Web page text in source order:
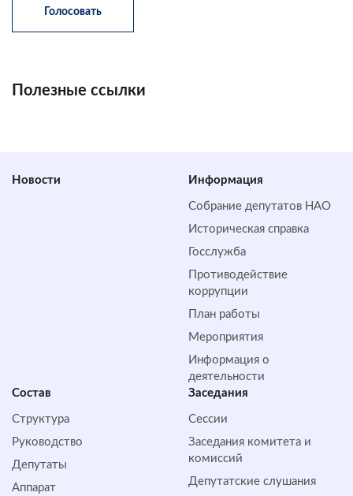
Полезные ссылки
Новости Информация
Собрание депутатов НАО
Историческая справка
Госслужба
Противодействие
коррупции
План работы
Мероприятия
Информация о
деятельности
Состав
Структура
Руководство
Депутаты
Аппарат
Заседания
Сессии
Заседания комитета и
комиссий
Депутатские слушания